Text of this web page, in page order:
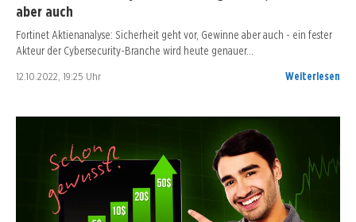
aber auch
Fortinet Aktienanalyse: Sicherheit geht vor, Gewinne aber auch - ein fester
Akteur der Cybersecurity-Branche wird heute genauer…
12.10.2022, 19:25 Uhr Weiterlesen